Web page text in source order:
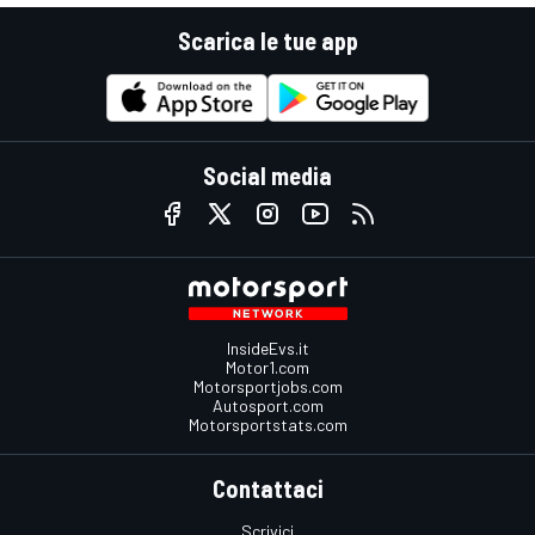
Scarica le tue app
Social media
InsideEvs.it
Motor1.com
Motorsportjobs.com
Autosport.com
Motorsportstats.com
Contattaci
Scrivici